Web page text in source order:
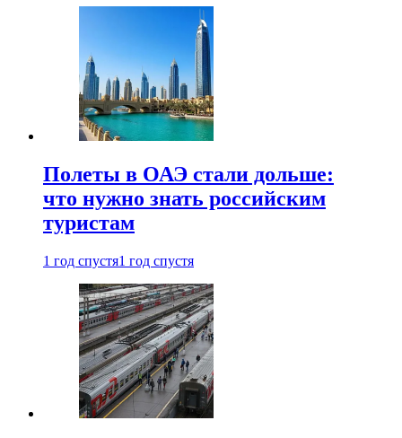
Полеты в ОАЭ стали дольше:
что нужно знать российским
туристам
1 год спустя1 год спустя